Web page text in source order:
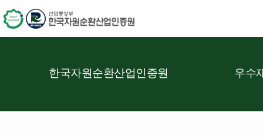
한국자원순환산업인증원 우수